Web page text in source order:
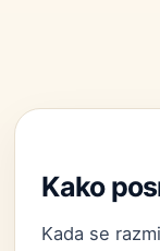
Kako
Kada se